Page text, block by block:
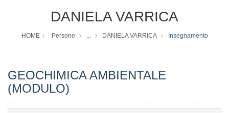
DANIELA VARRICA
HOME Persone ... DANIELA VARRICA Insegnamento
GEOCHIMICA AMBIENTALE
(MODULO)